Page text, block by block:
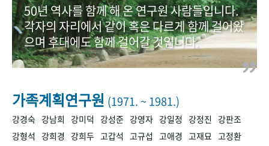
사진 아카이브 문서 기록물 행정박물 영상 기록물
50+1주년 기념
+1
VR 역사관
50년 역사를 함께 해 온 연구원 사람들입니다.
각자의 자리에서 같이 혹은 다르게 함께 걸어왔
으며 후대에도 함께 걸어갈 것입니다.
가족계획연구원 (1971. ~ 1981.)
강경숙 강남희 강미덕 강성준 강영자 강일정 강정진
강판조
강형석
강희경 강희두 고갑석 고규섭 고애경 고재묘 고정환